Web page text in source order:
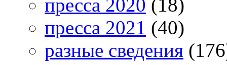
пресса 2020 (18)
пресса 2021 (40)
разные сведения